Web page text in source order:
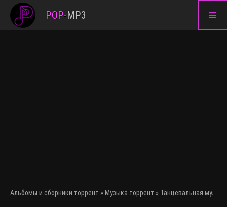
≡
POP-MP3
Альбомы и сборники торрент » Музыка торрент » Танцевальная